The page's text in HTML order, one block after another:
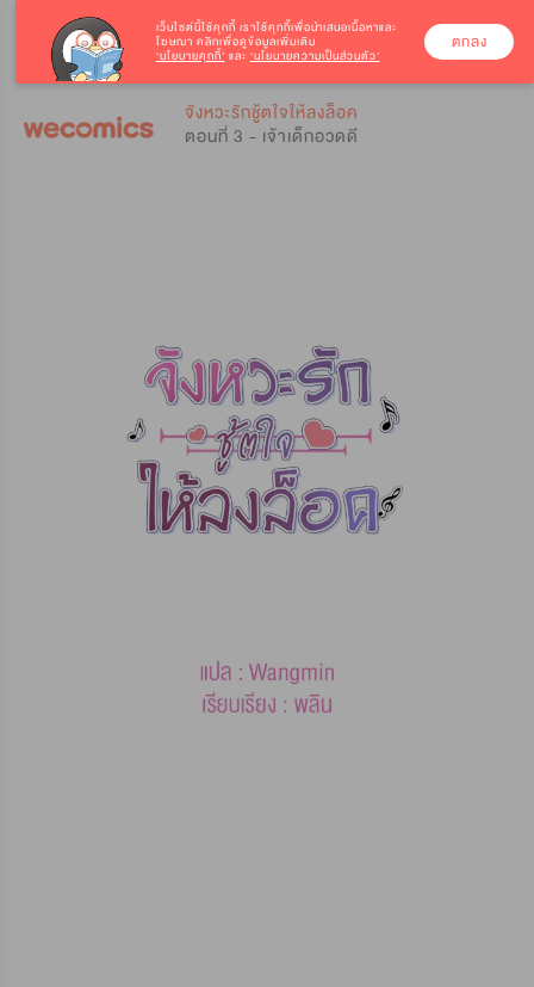
จังหวะรักชู้ตใจให้ลงล็อค
ตอนที่ 3 - เจ้าเด็กอวดดี
เว็บไซต์นี้ใช้คุกกี้ เราใช้คุกกี้เพื่อนำเสนอเนื้อหาและ
โฆษณา คลิกเพื่อดูข้อมูลเพิ่มเติม
‘นโยบายคุกกี้’ และ ‘นโยบายความเป็นส่วนตัว’
ตกลง